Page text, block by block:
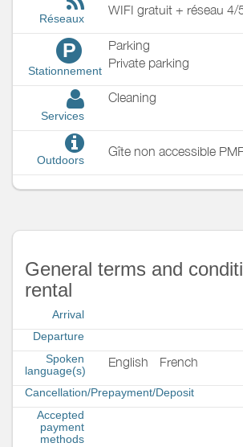
Réseaux
WIFI gratuit + réseau 4/
P
Stationnement
Parking
Private parking
Services
Cleaning
Outdoors
Gîte non accessible
General terms and
rental
Arrival
Departure
Spoken
language(s)
English French
Cancellation/Prepayment/Deposit
Accepted
payment
methods